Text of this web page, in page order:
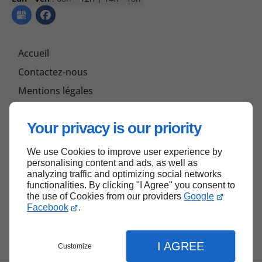
Your privacy is our priority
We use Cookies to improve user experience by
personalising content and ads, as well as
analyzing traffic and optimizing social networks
functionalities. By clicking "I Agree" you consent to
the use of Cookies from our providers Google
Facebook
.
Customize I AGREE
Accueil
Contactez-nous
Mentions légales
Haut de page